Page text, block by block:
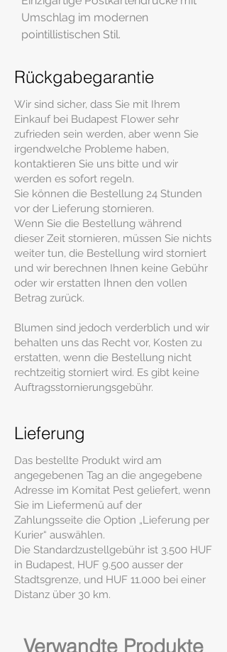
Umschlag im modernen
pointillistischen Stil.
Rückgabegarantie
Wir sind sicher, dass Sie mit Ihrem
Einkauf bei Budapest Flower sehr
zufrieden sein werden, aber wenn Sie
irgendwelche Probleme haben,
kontaktieren Sie uns bitte und wir
werden es sofort regeln.
Sie können die Bestellung 24 Stunden
vor der Lieferung stornieren.
Wenn Sie die Bestellung während
dieser Zeit stornieren, müssen Sie nichts
weiter tun, die Bestellung wird storniert
und wir berechnen Ihnen keine Gebühr
oder wir erstatten Ihnen den vollen
Betrag zurück.
Blumen sind jedoch verderblich und wir
behalten uns das Recht vor, Kosten zu
erstatten, wenn die Bestellung nicht
rechtzeitig storniert wird. Es gibt keine
Auftragsstornierungsgebühr.
Lieferung
Das bestellte Produkt wird am
angegebenen Tag an die angegebene
Adresse im Komitat Pest geliefert, wenn
Sie im Liefermenü auf der
Zahlungsseite die Option „Lieferung per
Kurier“ auswählen.
Die Standardzustellgebühr ist 3.500 HUF
in Budapest, HUF 9.500 ausser der
Stadtsgrenze, und HUF 11.000 bei einer
Distanz über 30 km.
Verwandte Produkte